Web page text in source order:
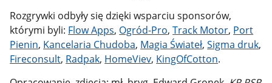
Rozgrywki odbyły się dzięki wsparciu sponsorów,
którymi byli: Flow Apps, Ogród-Pro,Track Motor, Port
Pienin, Kancelaria Chudoba, Magia Świateł,Sigma druk,
Fireconsult, Radpak, HomeViev, KingOfCotton.